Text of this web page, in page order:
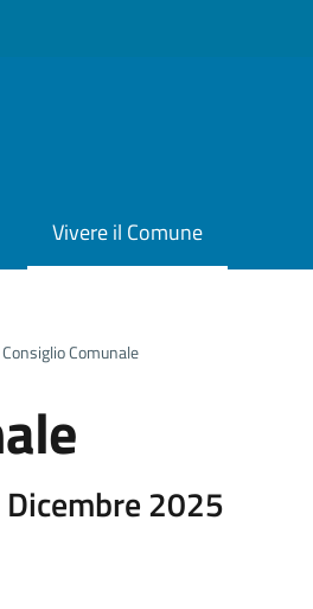
Vivere il Comune
Consiglio Comunale
2025